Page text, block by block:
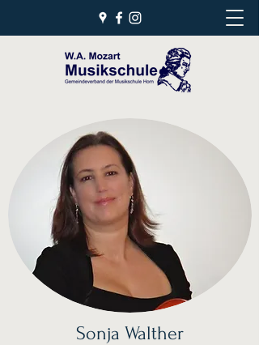
Sonja Walther